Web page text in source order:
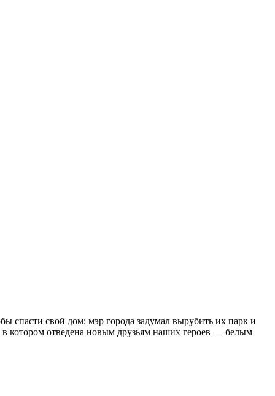
спасти свой дом: мэр города задумал вырубить их парк и
котором отведена новым друзьям наших героев — белым